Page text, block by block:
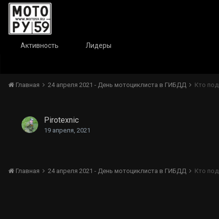
Активность Лидеры
Главная 24 апреля 2021 - День мотоциклиста в ГИБДД Кто
Pirotexnic
19 апреля, 2021
Главная 24 апреля 2021 - День мотоциклиста в ГИБДД Кто